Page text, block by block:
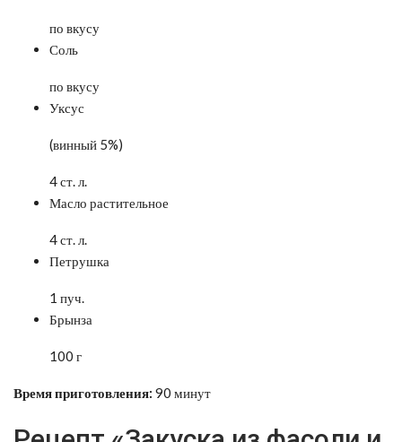
по вкусу
Соль
по вкусу
Уксус
(винный 5%)
4 ст. л.
Масло растительное
4 ст. л.
Петрушка
1 пуч.
Брынза
100 г
Время приготовления: 90 минут